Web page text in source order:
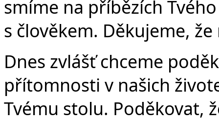
smíme na příbězích
s člověkem. Děkujeme,
Dnes zvlášť chceme
přítomnosti v našich
Tvému stolu. Poděkovat,